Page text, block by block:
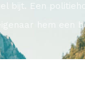
bijt. Een
hem een